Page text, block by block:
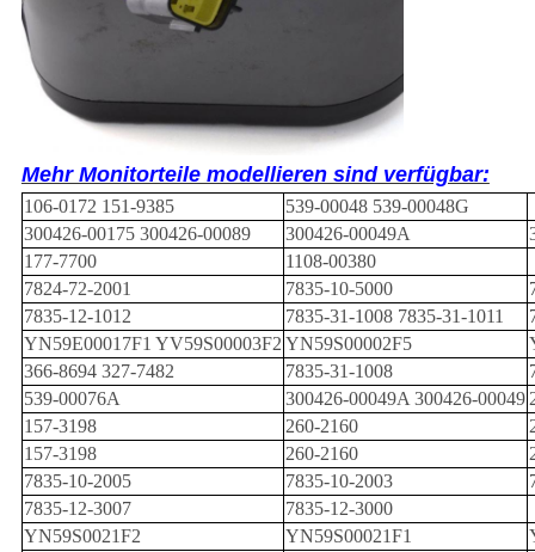
Mehr Monitorteile modellieren sind verfügbar:
106-0172 151-9385
539-00048 539-00048G
300426-00175 300426-00089
300426-00049A
177-7700
1108-00380
7824-72-2001
7835-10-5000
7835-12-1012
7835-31-1008 7835-31-1011
YN59E00017F1 YV59S00003F2 YN59S00002F5
366-8694 327-7482
7835-31-1008
539-00076A
300426-00049A 300426-00049
157-3198
260-2160
157-3198
260-2160
7835-10-2005
7835-10-2003
7835-12-3007
7835-12-3000
YN59S0021F2
YN59S00021F1